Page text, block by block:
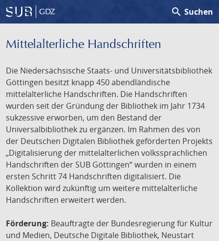
GDZ search Suchen
Mittelalterliche Handschriften
Die Niedersächsische Staats- und Universitätsbibliothek
Göttingen besitzt knapp 450 abendländische
mittelalterliche Handschriften. Die Handschriften
wurden seit der Gründung der Bibliothek im Jahr 1734
sukzessive erworben, um den Bestand der
Universalbibliothek zu ergänzen. Im Rahmen des von
der Deutschen Digitalen Bibliothek geförderten Projekts
„Digitalisierung der mittelalterlichen volkssprachlichen
Handschriften der SUB Göttingen“ wurden in einem
ersten Schritt 74 Handschriften digitalisiert. Die
Kollektion wird zukünftig um weitere mittelalterliche
Handschriften erweitert werden.
Förderung: Beauftragte der Bundesregierung für Kultur
und Medien, Deutsche Digitale Bibliothek, Neustart